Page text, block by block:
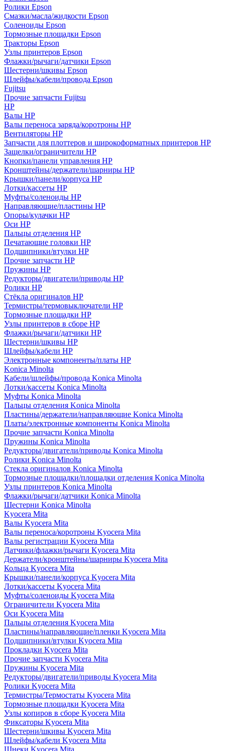
Ролики Epson
Смазки/масла/жидкости Epson
Соленоиды Epson
Тормозные площадки Epson
Тракторы Epson
Узлы принтеров Epson
Флажки/рычаги/датчики Epson
Шестерни/шкивы Epson
Шлейфы/кабели/провода Epson
Fujitsu
Прочие запчасти Fujitsu
HP
Валы HP
Валы переноса заряда/коротроны HP
Вентиляторы HP
Запчасти для плоттеров и широкоформатных принтеров HP
Защелки/ограничители HP
Кнопки/панели управления HP
Кронштейны/держатели/шарниры HP
Крышки/панели/корпуса HP
Лотки/кассеты HP
Муфты/соленоиды HP
Направляющие/пластины HP
Опоры/кулачки HP
Оси HP
Пальцы отделения HP
Печатающие головки HP
Подшипники/втулки HP
Прочие запчасти HP
Пружины HP
Редукторы/двигатели/приводы HP
Ролики HP
Стёкла оригиналов HP
Термистры/термовыключатели HP
Тормозные площадки HP
Узлы принтеров в сборе HP
Флажки/рычаги/датчики HP
Шестерни/шкивы HP
Шлейфы/кабели HP
Электронные компоненты/платы HP
Konica Minolta
Кабели/шлейфы/провода Konica Minolta
Лотки/кассеты Konica Minolta
Муфты Konica Minolta
Пальцы отделения Konica Minolta
Пластины/держатели/направляющие Konica Minolta
Платы/электронные компоненты Konica Minolta
Прочие запчасти Konica Minolta
Пружины Konica Minolta
Редукторы/двигатели/приводы Konica Minolta
Ролики Konica Minolta
Стекла оригиналов Konica Minolta
Тормозные площадки/площадки отделения Konica Minolta
Узлы принтеров Konica Minolta
Флажки/рычаги/датчики Konica Minolta
Шестерни Konica Minolta
Kyocera Mita
Валы Kyocera Mita
Валы переноса/коротроны Kyocera Mita
Валы регистрации Kyocera Mita
Датчики/флажки/рычаги Kyocera Mita
Держатели/кронштейны/шарниры Kyocera Mita
Кольца Kyocera Mita
Крышки/панели/корпуса Kyocera Mita
Лотки/кассеты Kyocera Mita
Муфты/соленоиды Kyocera Mita
Ограничители Kyocera Mita
Оси Kyocera Mita
Пальцы отделения Kyocera Mita
Пластины/направляющие/пленки Kyocera Mita
Подшипники/втулки Kyocera Mita
Прокладки Kyocera Mita
Прочие запчасти Kyocera Mita
Пружины Kyocera Mita
Редукторы/двигатели/приводы Kyocera Mita
Ролики Kyocera Mita
Термистры/Термостаты Kyocera Mita
Тормозные площадки Kyocera Mita
Узлы копиров в сборе Kyocera Mita
Фиксаторы Kyocera Mita
Шестерни/шкивы Kyocera Mita
Шлейфы/кабели Kyocera Mita
Шнеки Kyocera Mita